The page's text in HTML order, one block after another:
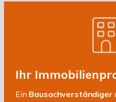
Ihr
Ein Bausachverständiger